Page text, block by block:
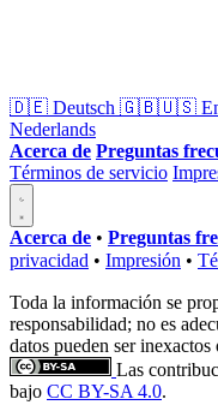
🇩🇪 Deutsch 🇬🇧🇺🇸
Nederlands
Acerca de Preguntas
Términos de servicio
Acerca de • Preguntas
privacidad • Impresión •
Toda la información se
responsabilidad; no es
datos pueden ser inexactos
Las
bajo CC BY-SA 4.0.